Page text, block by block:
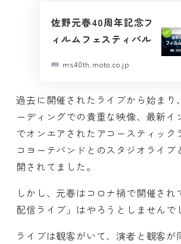
佐野元春40周年記念フ
ィルムフェスティバル
ms40th.moto.co.jp
過去に開催されたライブから始まり
ーディングでの貴重な映像、最新イ
でオンエアされたアコースティック
コヨーテバンドとのスタジオライブ
開されてました。
しかし、元春はコロナ禍で開催され
配信ライブ」はやろうとしませんで
ライブは観客がいて、演者と観客が